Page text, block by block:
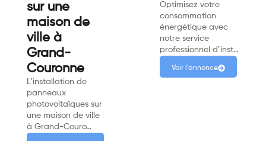
sur une
maison de
ville à
Grand-
Couronne
L’installation de
panneaux
photovoltaïques sur
une maison de ville
à Grand-Couro…
Optimisez votre
consommation
énergétique avec
notre service
professionnel d’inst…
Voir l'annonce